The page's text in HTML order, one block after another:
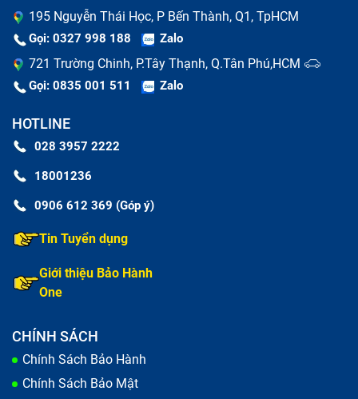
Phím bị mòn hoặc mất
các ký tự có thể bị mờ, hoặc phím bị lung lay, mất
phím hoặc phím bị lún xuống,...
195 Nguyễn Thái Học, P Bến Thành, Q1, TpHCM
Gọi: 0327 998 188 Zalo
721 Trường Chinh, P.Tây Thạnh, Q.Tân Phú,HCM
Gọi: 0835 001 511 Zalo
HOTLINE
028 3957 2222
18001236
0906 612 369 (Góp ý)
Tin Tuyển dụng
Giới thiệu Bảo Hành
One
CHÍNH SÁCH
Chính Sách Bảo Hành
Chính Sách Bảo Mật